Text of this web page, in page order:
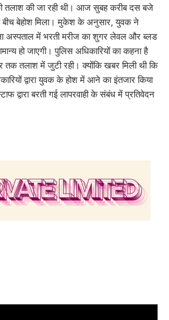
जा रही थी। आज सुबह करीब दस बजे
बीच बेहोश मिला। मुकेश के अनुसार, युवक ने
अस्पताल में भरती मरीज का शुगर लेवल और ब्लड
हो जाएगी। पुलिस अधिकारियों का कहना है
तलाश में जुटी रही। क्योंकि खबर मिली थी कि
द्वारा युवक के होश में आने का इंतजार किया
द्वारा बरती गई लापरवाही के संबंध में प्रतिवेदन